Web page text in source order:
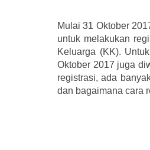
Mulai 31 Oktober
untuk melakukan
Keluarga (KK).
Oktober 2017 juga
registrasi, ada
dan bagaimana cara